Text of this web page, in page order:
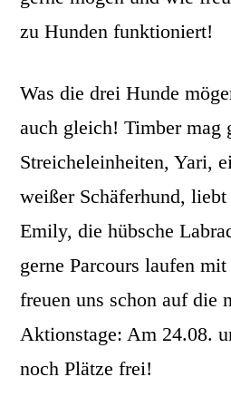
zu Hunden funktioniert!
Was die drei Hunde
auch gleich! Timber mag
Streicheleinheiten, Yari,
weißer Schäferhund,
Emily, die hübsche
gerne Parcours laufen
freuen uns schon auf die
Aktionstage: Am 24.08.
noch Plätze frei!